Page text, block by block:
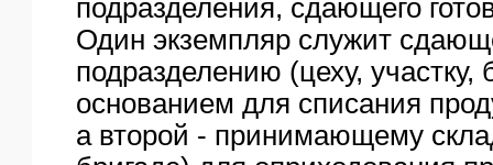
подразделения, сдающего
Один экземпляр служит
подразделению (цеху, участку,
основанием для списания
а второй - принимающему